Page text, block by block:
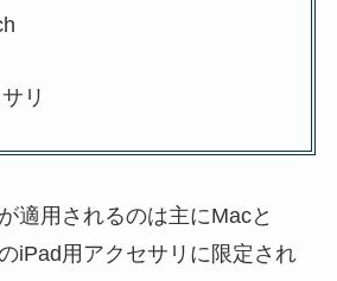
リ
適用されるのは主にMacと
iPad用アクセサリに限定され